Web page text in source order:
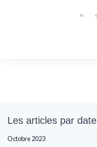
‹‹ ‹
Les articles par date
Octobre 2023